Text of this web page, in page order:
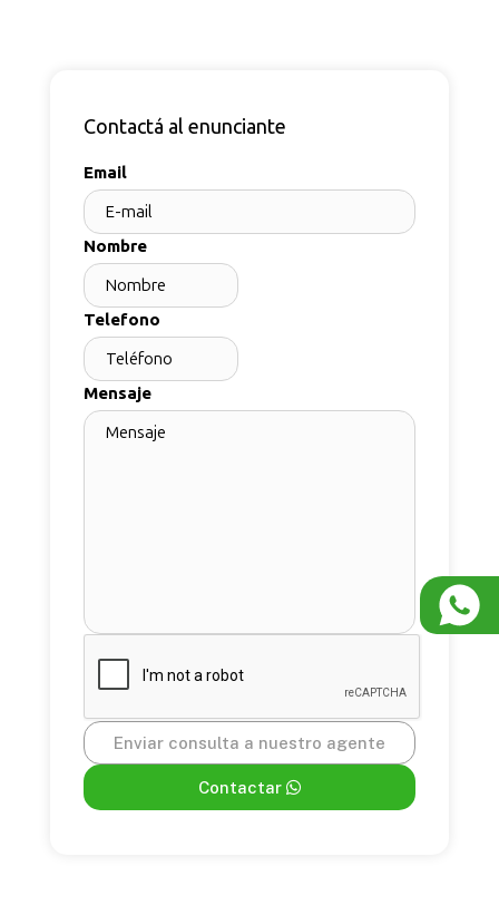
Contactá al enunciante
Email
Nombre
Telefono
Mensaje
Enviar consulta a nuestro agente
Contactar